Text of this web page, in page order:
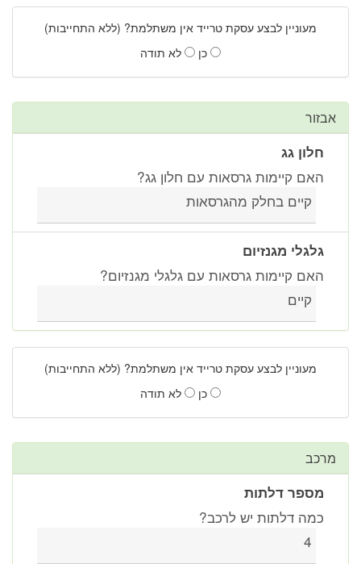
מעוניין לבצע עסקת טרייד אין משתלמת? (ללא התחייבות)
כן
לא תודה
אבזור
חלון גג
האם קיימות גרסאות עם חלון גג?
קיים בחלק מהגרסאות
גלגלי מגנזיום
האם קיימות גרסאות עם גלגלי מגנזיום?
קיים
מעוניין לבצע עסקת טרייד אין משתלמת? (ללא התחייבות)
כן
לא תודה
מרכב
מספר דלתות
כמה דלתות יש לרכב?
4